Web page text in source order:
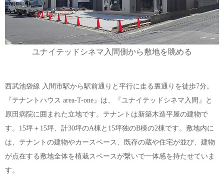
ユナイテッドシネマ入間側から敷地を眺める
西武池袋線 入間市駅から駅前通りと平行に走る裏通りを徒歩7分。
『テナントハウス area-T-one』は、『ユナイテッドシネマ入間』と
原田病院に囲まれた立地です。テナントは新築木造平屋の建物で
す。15坪＋15坪、計30坪のA棟と15坪独のB棟の2棟です。敷地内に
は、テナントの建物やカースペース、既存の蔵や住宅が並び、建物
が点在する敷地全体を植栽スペースが繋いで一体感を持たせていま
す。